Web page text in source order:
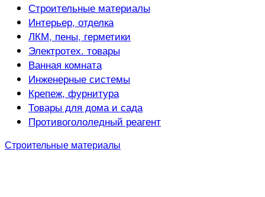
Строительные материалы
Интерьер, отделка
ЛКМ, пены, герметики
Электротех. товары
Ванная комната
Инженерные системы
Крепеж, фурнитура
Товары для дома и сада
Противогололедный реагент
Строительные материалы